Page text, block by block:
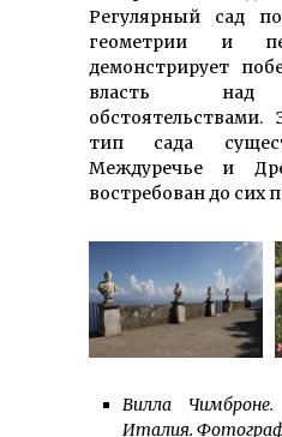
Регулярный сад
геометрии и
демонстрирует
власть над
тип сада
Междуречье и
востребован до сих
Вилла
Италия.